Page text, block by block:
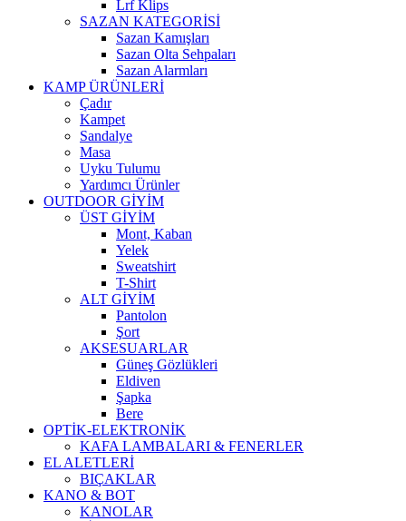
Lrf Klips
SAZAN KATEGORİSİ
Sazan Kamışları
Sazan Olta Sehpaları
Sazan Alarmları
KAMP ÜRÜNLERİ
Çadır
Kampet
Sandalye
Masa
Uyku Tulumu
Yardımcı Ürünler
OUTDOOR GİYİM
ÜST GİYİM
Mont, Kaban
Yelek
Sweatshirt
T-Shirt
ALT GİYİM
Pantolon
Şort
AKSESUARLAR
Güneş Gözlükleri
Eldiven
Şapka
Bere
OPTİK-ELEKTRONİK
KAFA LAMBALARI & FENERLER
EL ALETLERİ
BIÇAKLAR
KANO & BOT
KANOLAR